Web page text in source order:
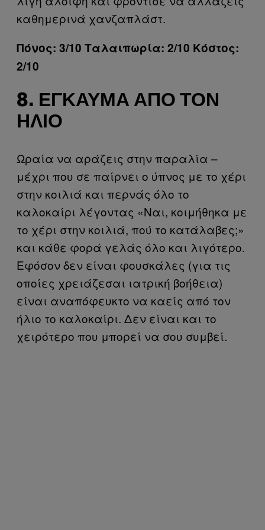
καθημερινά χανζαπλάστ.
Πόνος: 3/10 Ταλαιπωρία: 2/10 Κόστος:
2/10
8. ΈΓΚΑΥΜΑ ΑΠΌ ΤΟΝ
ΉΛΙΟ
Ωραία να αράζεις στην παραλία –
μέχρι που σε παίρνει ο ύπνος με το χέρι
στην κοιλιά και περνάς όλο το
καλοκαίρι λέγοντας «Ναι, κοιμήθηκα με
το χέρι στην κοιλιά, πού το κατάλαβες;»
και κάθε φορά γελάς όλο και λιγότερο.
Εφόσον δεν είναι φουσκάλες (για τις
οποίες χρειάζεσαι ιατρική βοήθεια)
είναι αναπόφευκτο να καείς από τον
ήλιο το καλοκαίρι. Δεν είναι και το
χειρότερο που μπορεί να σου συμβεί.